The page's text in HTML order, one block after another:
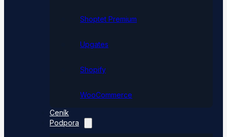
Shoptet Premium
Upgates
Shopify
WooCommerce
Ceník
Podpora